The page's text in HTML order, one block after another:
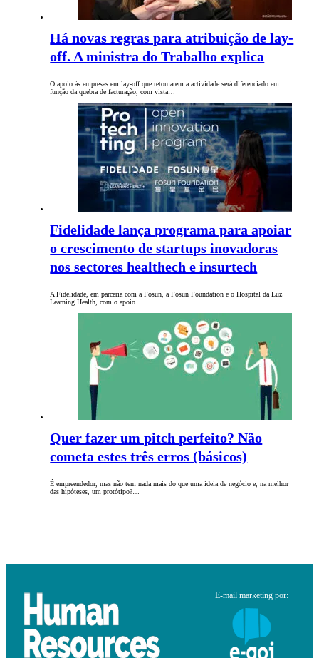
Há novas regras para atribuição de lay-
off. A ministra do Trabalho explica
O apoio às empresas em lay-off que retomarem a actividade será diferenciado em
função da quebra de facturação, com vista…
Fidelidade lança programa para apoiar
o crescimento de startups inovadoras
nos sectores healthech e insurtech
A Fidelidade, em parceria com a Fosun, a Fosun Foundation e o Hospital da Luz
Learning Health, com o apoio…
Quer fazer um pitch perfeito? Não
cometa estes três erros (básicos)
É empreendedor, mas não tem nada mais do que uma ideia de negócio e, na melhor
das hipóteses, um protótipo?…
E-mail marketing por: